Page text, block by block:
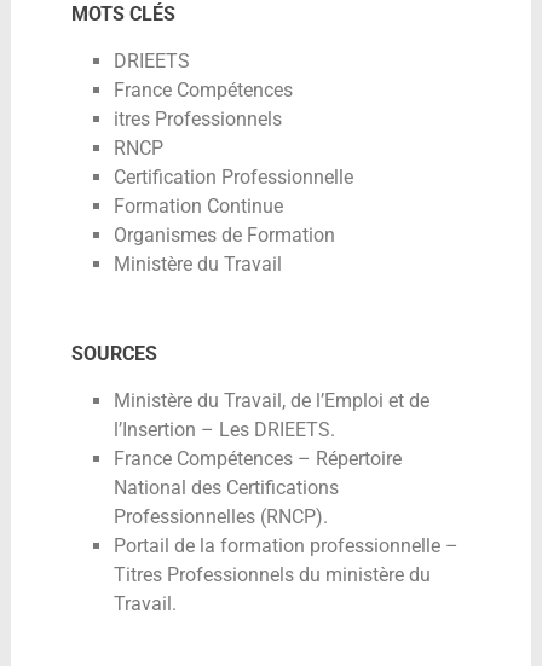
MOTS CLÉS
DRIEETS
France Compétences
itres Professionnels
RNCP
Certification Professionnelle
Formation Continue
Organismes de Formation
Ministère du Travail
SOURCES
Ministère du Travail, de l’Emploi et de
l’Insertion – Les DRIEETS.
France Compétences – Répertoire
National des Certifications
Professionnelles (RNCP).
Portail de la formation professionnelle –
Titres Professionnels du ministère du
Travail.